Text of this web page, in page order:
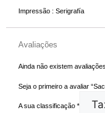
Impressão : Serigrafía
Avaliações
Ainda não existem avaliações.
Seja o primeiro a avaliar
A sua classificação *